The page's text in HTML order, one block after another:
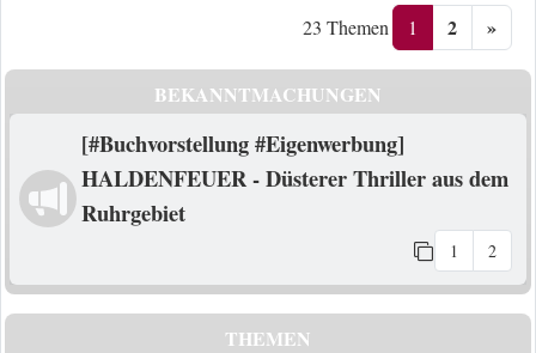
23 Themen 1 2 »
BEKANNTMACHUNGEN
[#Buchvorstellung #Eigenwerbung]
HALDENFEUER - Düsterer Thriller aus dem
Ruhrgebiet
1 2
THEMEN